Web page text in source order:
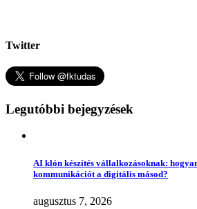
Twitter
Legutóbbi bejegyzések
AI klón készítés vállalkozásoknak:
kommunikációt a digitális másod?
augusztus 7, 2026